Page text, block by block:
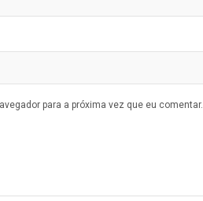
para a próxima vez que eu comentar.